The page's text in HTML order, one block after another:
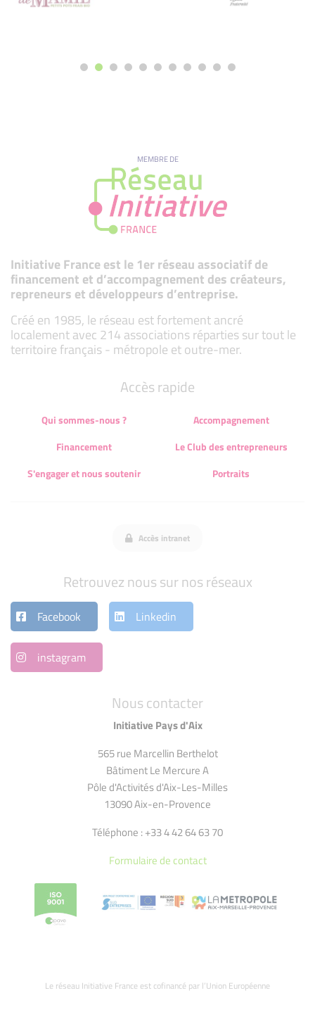
MEMBRE DE
Initiative France est le 1er réseau associatif de
financement et d’accompagnement des créateurs,
repreneurs et développeurs d’entreprise.
Créé en 1985, le réseau est fortement ancré
localement avec 214 associations réparties sur tout le
territoire français - métropole et outre-mer.
Nous contacter
Initiative Pays d'Aix
565 rue Marcellin Berthelot
Bâtiment Le Mercure A
Pôle d'Activités d'Aix-Les-Milles
13090 Aix-en-Provence
Téléphone : +33 4 42 64 63 70
Formulaire de contact
Le réseau Initiative France est cofinancé par l’Union Européenne
Accès rapide
Qui sommes-nous ?
Accompagnement
Financement
Le Club des entrepreneurs
S'engager et nous soutenir
Portraits
Accès intranet
Retrouvez nous sur nos réseaux
Facebook Linkedin
instagram